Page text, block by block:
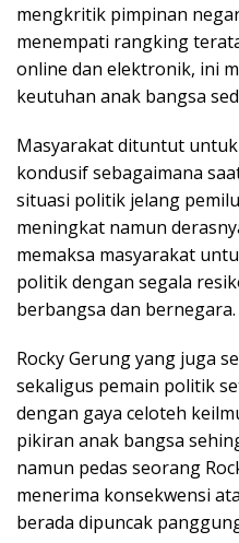
mengkritik pimpinan
menempati rangking
online dan elektronik, ini
keutuhan anak bangsa
Masyarakat dituntut
kondusif sebagaimana
situasi politik jelang
meningkat namun
memaksa masyarakat
politik dengan segala
berbangsa dan bernegara.
Rocky Gerung yang juga
sekaligus pemain politik
dengan gaya celoteh
pikiran anak bangsa
namun pedas seorang
menerima konsekwensi
berada dipuncak